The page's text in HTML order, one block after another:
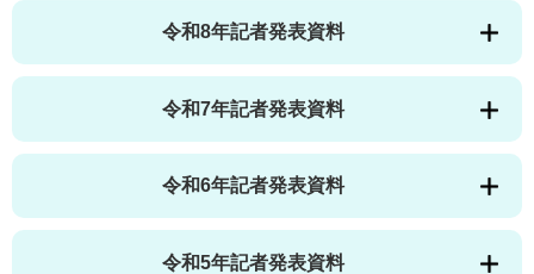
令和8年記者発表資料
令和7年記者発表資料
令和6年記者発表資料
令和5年記者発表資料